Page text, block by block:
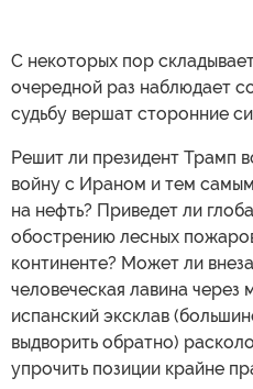
С некоторых пор
очередной раз наблюдает
судьбу вершат сторонние
Решит ли президент Трамп
войну с Ираном и тем
на нефть? Приведет ли
обострению лесных
континенте? Может ли
человеческая лавина через
испанский эксклав
выдворить обратно)
упрочить позиции крайне